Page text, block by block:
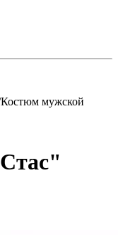
Костюм мужской